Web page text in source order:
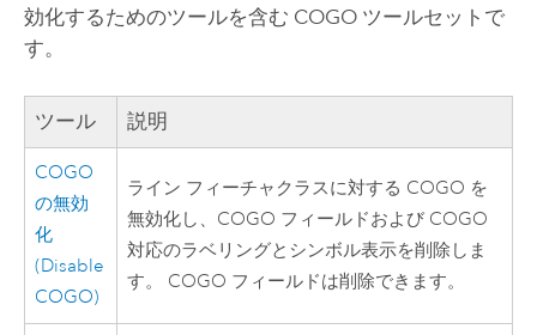
効化するためのツールを含む COGO ツールセットで
す。
ツール 説明
COGO
の無効
化
(Disable
COGO)
ライン フィーチャクラスに対する COGO を
無効化し、COGO フィールドおよび COGO
対応のラベリングとシンボル表示を削除しま
す。 COGO フィールドは削除できます。